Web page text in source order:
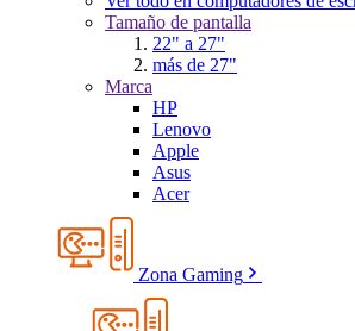
Tamaño de pantalla
22" a 27"
más de 27"
Marca
HP
Lenovo
Apple
Asus
Acer
Zona Gaming